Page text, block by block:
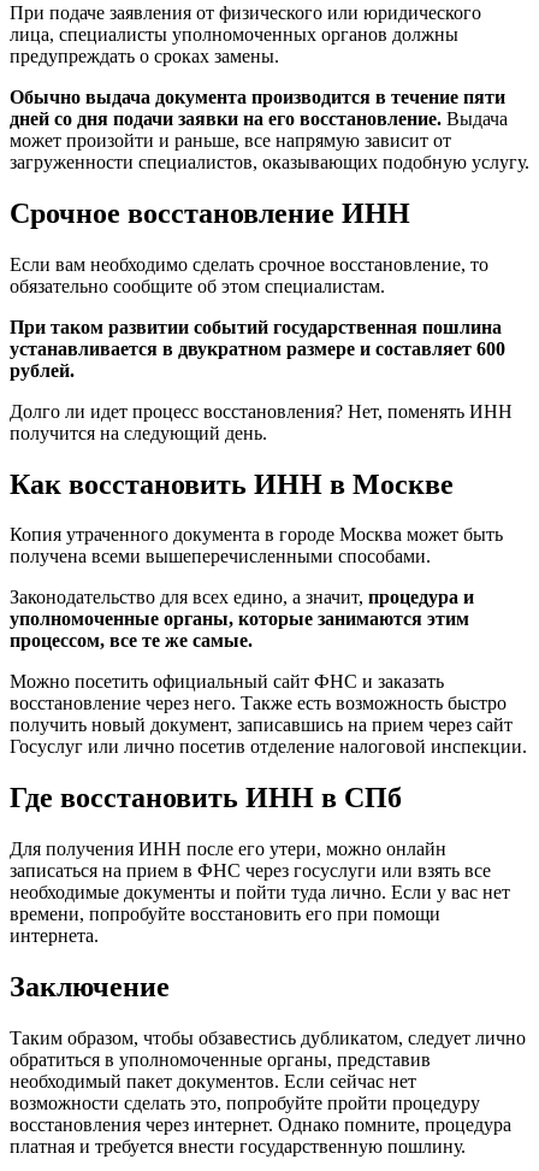
При подаче заявления от физического или юридического
лица, специалисты уполномоченных органов должны
предупреждать о сроках замены.
Обычно выдача документа производится в течение пяти
дней со дня подачи заявки на его восстановление. Выдача
может произойти и раньше, все напрямую зависит от
загруженности специалистов, оказывающих подобную услугу.
Срочное восстановление ИНН
Если вам необходимо сделать срочное восстановление, то
обязательно сообщите об этом специалистам.
При таком развитии событий государственная пошлина
устанавливается в двукратном размере и составляет 600
рублей.
Долго ли идет процесс восстановления? Нет, поменять ИНН
получится на следующий день.
Как восстановить ИНН в Москве
Копия утраченного документа в городе Москва может быть
получена всеми вышеперечисленными способами.
Законодательство для всех едино, а значит, процедура и
уполномоченные органы, которые занимаются этим
процессом, все те же самые.
Можно посетить официальный сайт ФНС и заказать
восстановление через него. Также есть возможность быстро
получить новый документ, записавшись на прием через сайт
Госуслуг или лично посетив отделение налоговой инспекции.
Где восстановить ИНН в СПб
Для получения ИНН после его утери, можно онлайн
записаться на прием в ФНС через госуслуги или взять все
необходимые документы и пойти туда лично. Если у вас нет
времени, попробуйте восстановить его при помощи
интернета.
Заключение
Таким образом, чтобы обзавестись дубликатом, следует лично
обратиться в уполномоченные органы, представив
необходимый пакет документов. Если сейчас нет
возможности сделать это, попробуйте пройти процедуру
восстановления через интернет. Однако помните, процедура
платная и требуется внести государственную пошлину.